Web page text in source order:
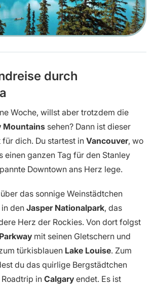
durch
Woche, willst aber trotzdem die
Mountains sehen? Dann ist dieser
dich. Du startest in Vancouver, wo
einen ganzen Tag für den Stanley
Downtown ans Herz lege.
das sonnige Weinstädtchen
den Jasper Nationalpark, das
Herz der Rockies. Von dort folgst
Parkway mit seinen Gletschern und
türkisblauen Lake Louise. Zum
du das quirlige Bergstädtchen
in Calgary endet. Es ist